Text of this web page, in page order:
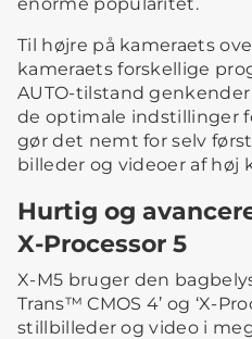
Til højre på kameraets
kameraets forskellige
AUTO-tilstand
de optimale indstillinger
gør det nemt for selv
billeder og videoer af høj
Hurtig og
X-Processor 5
X-M5 bruger den
Trans™ CMOS 4’ og ‘X-
stillbilleder og video i